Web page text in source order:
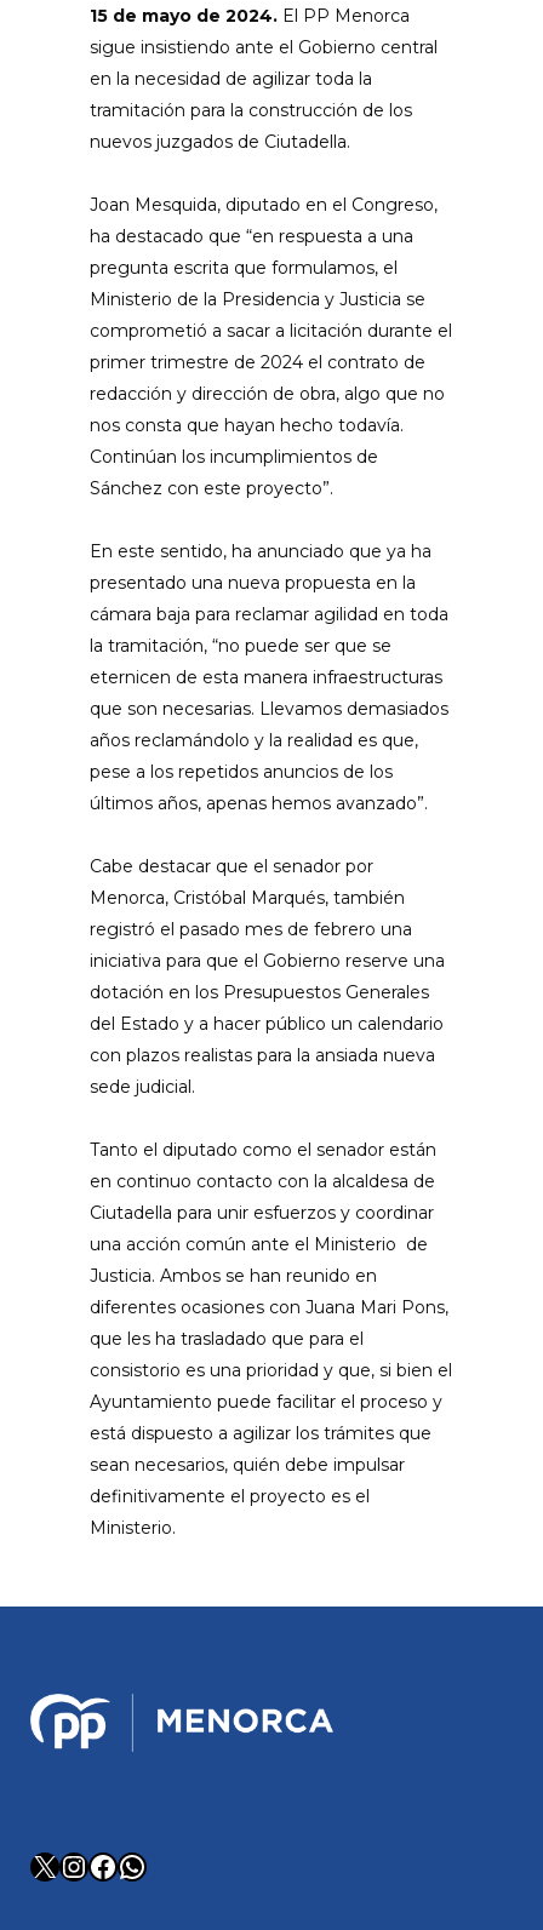
15 de mayo de 2024. El PP Menorca
sigue insistiendo ante el Gobierno central
en la necesidad de agilizar toda la
tramitación para la construcción de los
nuevos juzgados de Ciutadella.
Joan Mesquida, diputado en el Congreso,
ha destacado que “en respuesta a una
pregunta escrita que formulamos, el
Ministerio de la Presidencia y Justicia se
comprometió a sacar a licitación durante el
primer trimestre de 2024 el contrato de
redacción y dirección de obra, algo que no
nos consta que hayan hecho todavía.
Continúan los incumplimientos de
Sánchez con este proyecto”.
En este sentido, ha anunciado que ya ha
presentado una nueva propuesta en la
cámara baja para reclamar agilidad en toda
la tramitación, “no puede ser que se
eternicen de esta manera infraestructuras
que son necesarias. Llevamos demasiados
años reclamándolo y la realidad es que,
pese a los repetidos anuncios de los
últimos años, apenas hemos avanzado”.
Cabe destacar que el senador por
Menorca, Cristóbal Marqués, también
registró el pasado mes de febrero una
iniciativa para que el Gobierno reserve una
dotación en los Presupuestos Generales
del Estado y a hacer público un calendario
con plazos realistas para la ansiada nueva
sede judicial.
Tanto el diputado como el senador están
en continuo contacto con la alcaldesa de
Ciutadella para unir esfuerzos y coordinar
una acción común ante el Ministerio de
Justicia. Ambos se han reunido en
diferentes ocasiones con Juana Mari Pons,
que les ha trasladado que para el
consistorio es una prioridad y que, si bien el
Ayuntamiento puede facilitar el proceso y
está dispuesto a agilizar los trámites que
sean necesarios, quién debe impulsar
definitivamente el proyecto es el
Ministerio.
X Instagram
Facebook
WhatsApp